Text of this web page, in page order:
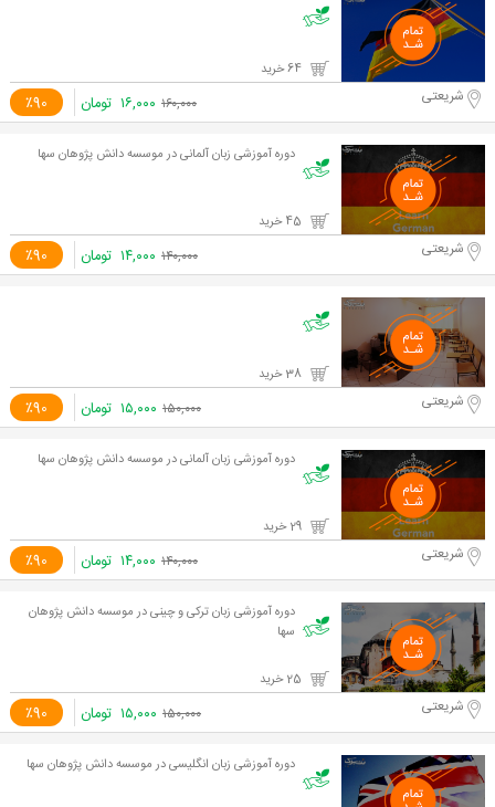
٪90 شریعتی ۱۶۰,۰۰۰ ۱۶,۰۰۰ تومان
دوره آموزشی زبان آلمانی در موسسه دانش پژوهان سها
٪90 شریعتی ۱۴۰,۰۰۰ ۱۴,۰۰۰ تومان
٪90 شریعتی ۱۵۰,۰۰۰ ۱۵,۰۰۰ تومان
دوره آموزشی زبان آلمانی در موسسه دانش پژوهان سها
٪90 شریعتی ۱۴۰,۰۰۰ ۱۴,۰۰۰ تومان
دوره آموزشی زبان ترکی و چینی در موسسه دانش پژوهان
سها
٪90 شریعتی ۱۵۰,۰۰۰ ۱۵,۰۰۰ تومان
دوره آموزشی زبان انگلیسی در موسسه دانش پژوهان سها